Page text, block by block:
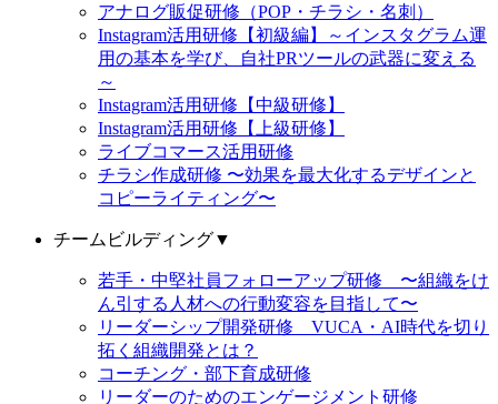
アナログ販促研修（POP・チラシ・名刺）
Instagram活用研修【初級編】～インスタグラム運
用の基本を学び、自社PRツールの武器に変える
～
Instagram活用研修【中級研修】
Instagram活用研修【上級研修】
ライブコマース活用研修
チラシ作成研修 〜効果を最大化するデザインと
コピーライティング〜
チームビルディング▼
若手・中堅社員フォローアップ研修 〜組織をけ
ん引する人材への行動変容を目指して〜
リーダーシップ開発研修 VUCA・AI時代を切り
拓く組織開発とは？
コーチング・部下育成研修
リーダーのためのエンゲージメント研修